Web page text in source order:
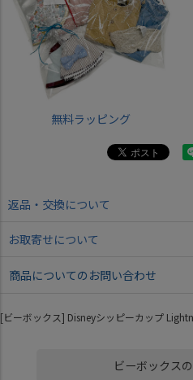
無料ラッピング
返品・交換について
お取寄せについて
商品についてのお問い合わせ
[ビーボックス] Disneyシッピーカップ
ビーボックス